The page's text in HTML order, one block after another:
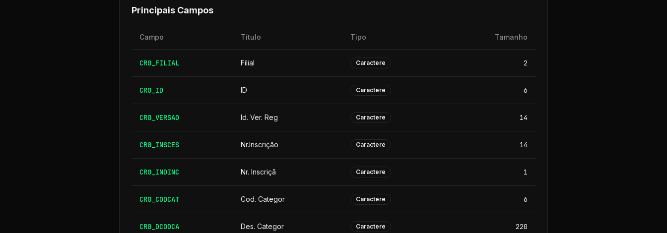
Principais Campos
Campo Título Tipo Tamanho
CR0_FILIAL Filial Caractere 2
CR0_ID ID Caractere 6
CR0_VERSAO Id. Ver. Reg Caractere 14
CR0_INSCES Nr.Inscrição Caractere 14
CR0_INDINC Nr. Inscriçã Caractere 1
CR0_CODCAT Cod. Categor Caractere 6
CR0_DCODCA Des. Categor Caractere 220